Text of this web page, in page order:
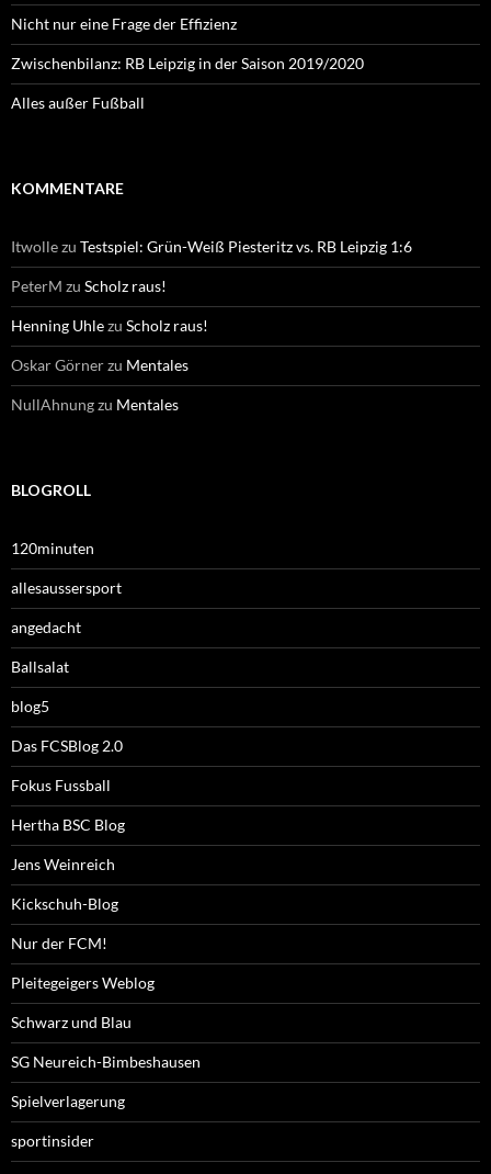
Nicht nur eine Frage der Effizienz
Zwischenbilanz: RB Leipzig in der Saison 2019/2020
Alles außer Fußball
KOMMENTARE
Itwollezu Testspiel: Grün-Weiß Piesteritz vs. RB Leipzig 1:6
PeterM zu Scholz raus!
Henning Uhlezu Scholz raus!
Oskar Görnerzu Mentales
NullAhnungzu Mentales
BLOGROLL
120minuten
allesaussersport
angedacht
Ballsalat
blog5
Das FCSBlog 2.0
Fokus Fussball
Hertha BSC Blog
Jens Weinreich
Kickschuh-Blog
Nur der FCM!
Pleitegeigers Weblog
Schwarz und Blau
SG Neureich-Bimbeshausen
Spielverlagerung
sportinsider